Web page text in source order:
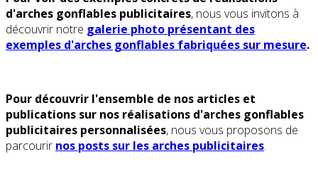
d'arches gonflables publicitaires, nous vous invitons à
découvrir notre galerie photo présentant des
exemples d'arches gonflables fabriquées sur mesure.
Pour découvrir l'ensemble de nos articles et
publications sur nos réalisations d'arches gonflables
publicitaires personnalisées, nous vous proposons de
parcourir nos posts sur les arches publicitaires.